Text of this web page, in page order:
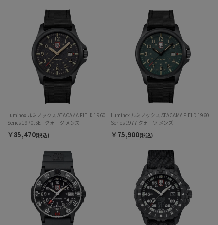
Luminox ルミノックス ATACAMA FIELD 1960
Series 1970.SET クォーツ メンズ
￥85,470(税込)
Luminox ルミノックス ATACAMA FIELD 1960
Series 1977 クォーツ メンズ
￥75,900(税込)